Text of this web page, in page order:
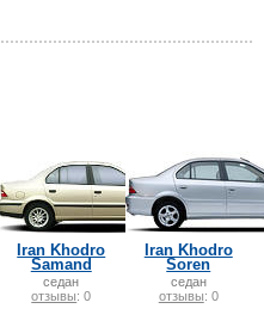
Iran Khodro
Samand
седан
отзывы: 0
Iran Khodro
Soren
седан
отзывы: 0